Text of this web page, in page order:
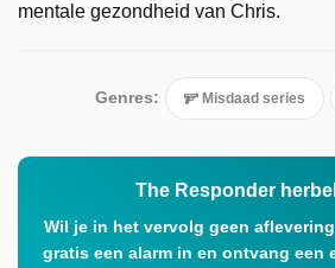
mentale gezondheid van Chris.
Genres: Misdaad series
The Responder
Wil je in het vervolg geen
gratis een alarm in en ontvang een